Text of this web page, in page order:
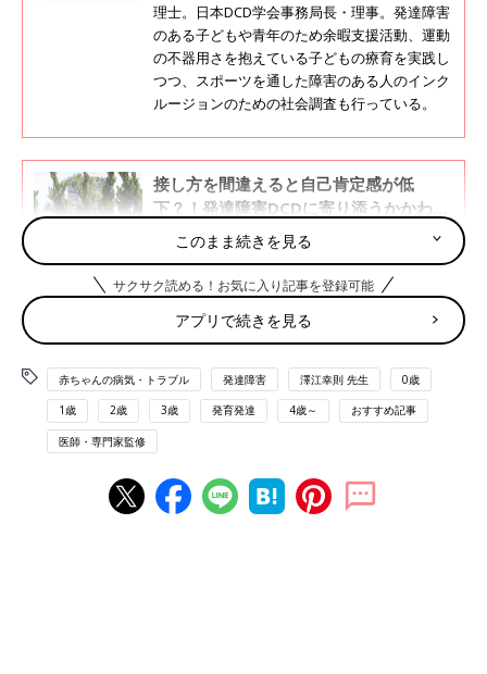
理士。日本DCD学会事務局長・理事。発達障害
のある子どもや青年のため余暇支援活動、運動
の不器用さを抱えている子どもの療育を実践し
つつ、スポーツを通した障害のある人のインク
ルージョンのための社会調査も行っている。
接し方を間違えると自己肯定感が低
下？！発達障害DCDに寄り添うかかわり
方とは【専門家】
極端に運動が苦手な子どもや、人並み外れて不
器用な子どもは「発達性協調運動障害
（Developmental Coordination Disorder 以
下、DCD）」という発達障害がある可能性があ
るそうです。子どもが運動やスポーツが苦手と
感じたり、やりたがらなかったりするとき、親
波大学体育系 准教授の澤江幸則先生に話を聞き
ました。
運動が極端に苦手なのは、DCDという発達障害の可
――DCDはどのような症状がある発達障害なのでしょうか？
ど、極端に不器用、体の動きがぎこちない、動作と動作を組み合
わせた動き（協調運動）が困難であるという症状が見られる、生
このまま続きを見る
サクサク読める！お気に入り記事を登録可能
アプリで続きを見る
赤ちゃんの病気・トラブル 発達障害 澤江幸則 先生 0歳
1歳 2歳 3歳 発育発達 4歳～ おすすめ記事
医師・専門家監修